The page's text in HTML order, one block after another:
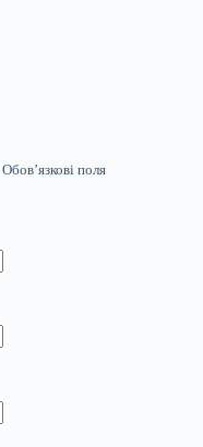
Обов’язкові поля